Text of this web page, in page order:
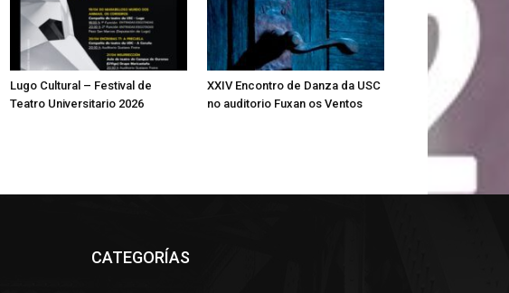
Lugo Cultural – Festival de
Teatro Universitario 2026
XXIV Encontro de Danza da USC
no auditorio Fuxan os Ventos
CATEGORÍAS